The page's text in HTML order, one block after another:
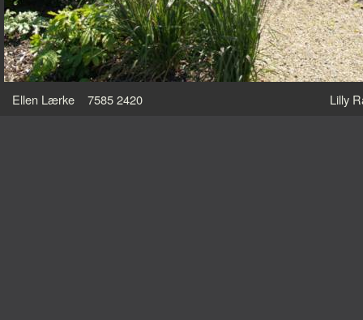
Ellen Lærke 7585 2420 Lilly